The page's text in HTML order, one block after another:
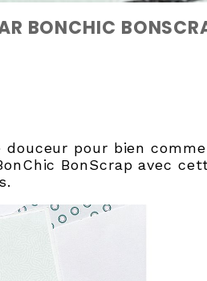
BONCHIC
douceur pour bien
BonScrap avec